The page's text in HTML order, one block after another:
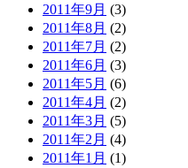
2011年9月 (3)
2011年8月 (2)
2011年7月 (2)
2011年6月 (3)
2011年5月 (6)
2011年4月 (2)
2011年3月 (5)
2011年2月 (4)
2011年1月 (1)